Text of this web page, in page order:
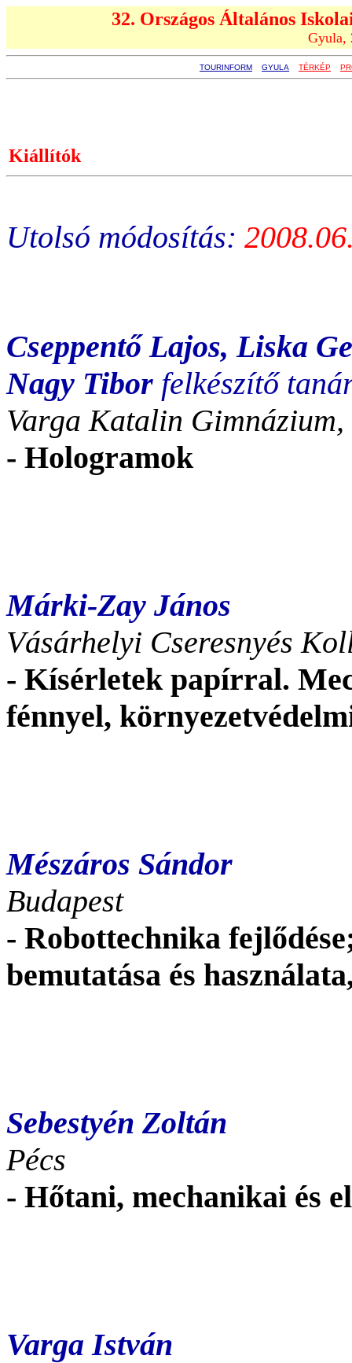
32. Országos Általános
Gyula,
TOURINFORM GYULA TÉRKÉP
Kiállítók
Utolsó módosítás:
Cseppentő Lajos, Liska
Nagy Tibor felkészítő
Varga Katalin Gimnázium,
- Hologramok
Márki-Zay János
Vásárhelyi Cseresnyés
- Kísérletek papírral.
fénnyel,
Mészáros Sándor
Budapest
- Robottechnika
bemutatása és
Sebestyén Zoltán
Pécs
- Hőtani, mechanikai és
Varga István